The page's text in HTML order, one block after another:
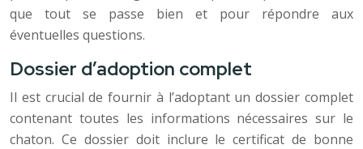
que tout se passe bien et pour répondre aux
éventuelles questions.
Dossier d’adoption complet
Il est crucial de fournir à l’adoptant un dossier complet
contenant toutes les informations nécessaires sur le
chaton. Ce dossier doit inclure le certificat de bonne